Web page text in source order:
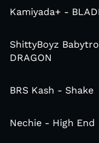
Kamiyada+ -
ShittyBoyz
DRAGON
BRS Kash - Shake
Nechie - High End